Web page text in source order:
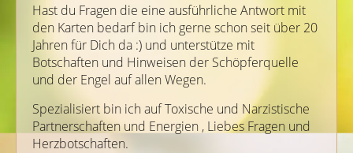
Hast du Fragen die eine ausführliche Antwort mit
den Karten bedarf bin ich gerne schon seit über 20
Jahren für Dich da :) und unterstütze mit
Botschaften und Hinweisen der Schöpferquelle
und der Engel auf allen Wegen.
Spezialisiert bin ich auf Toxische und Narzistische
Partnerschaften und Energien , Liebes Fragen und
Herzbotschaften.